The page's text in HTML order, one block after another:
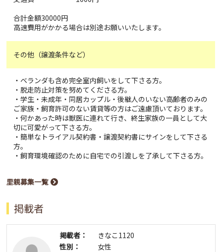
合計金額30000円
高速費用がかかる場合は別途お願いいたします。
その他（譲渡条件など）
・ベランダも含め完全室内飼いをして下さる方。
・脱走防止対策を努めてくださる方。
・学生・未成年・同居カップル・後継人のいない高齢者のみの
ご家族・飼育許可のない賃貸等の方はご遠慮頂いております。
・何かあった時は獣医に連れて行き、終生家族の一員として大
切に可愛がって下さる方。
・簡単なトライアル契約書・譲渡契約書にサインをして下さる
方。
・飼育環境確認のために自宅での引渡しを了承して下さる方。
里親募集一覧
掲載者
掲載者：
きなこ1120
性別：
女性